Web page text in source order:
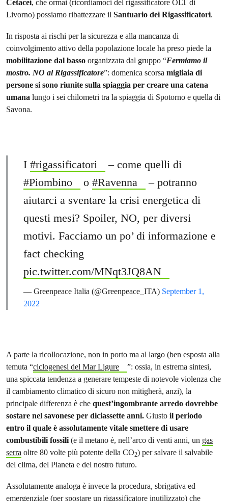
Cetacei, che ormai (ricordiamoci del rigassificatore OLT di
Livorno) possiamo ribattezzare il Santuario dei Rigassificatori.
In risposta ai rischi per la sicurezza e alla mancanza di
coinvolgimento attivo della popolazione locale ha preso piede la
mobilitazione dal basso organizzata dal gruppo “Fermiamo il
mostro. NO al Rigassificatore”: domenica scorsa migliaia di
persone si sono riunite sulla spiaggia per creare una catena
umana lungo i sei chilometri tra la spiaggia di Spotorno e quella di
Savona.
I #rigassificatori
– come quelli di
#Piombino
o #Ravenna
– potranno
aiutarci a sventare la crisi energetica di
questi mesi? Spoiler, NO, per diversi
motivi. Facciamo un po’ di informazione e
fact checking
pic.twitter.com/MNqt3JQ8AN
— Greenpeace Italia (@Greenpeace_ITA) September 1,
2022
A parte la ricollocazione, non in porto ma al largo (ben esposta alla
temuta “ciclogenesi del Mar Ligure
”: ossia, in estrema sintesi,
una spiccata tendenza a generare tempeste di notevole violenza che
il cambiamento climatico di sicuro non mitigherà, anzi), la
principale differenza è che quest’ingombrante arredo dovrebbe
sostare nel savonese per diciassette anni. Giusto il periodo
entro il quale è assolutamente vitale smettere di usare
combustibili fossili(e il metano è, nell’arco di venti anni, un gas
serra oltre 80 volte più potente della CO2) per salvare il salvabile
del clima, del Pianeta e del nostro futuro.
Assolutamente analoga è invece la procedura, sbrigativa ed
emergenziale (per spostare un rigassificatore inutilizzato) che